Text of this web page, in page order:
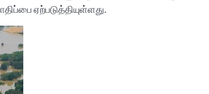
ஏற்படுத்தியுள்ளது.